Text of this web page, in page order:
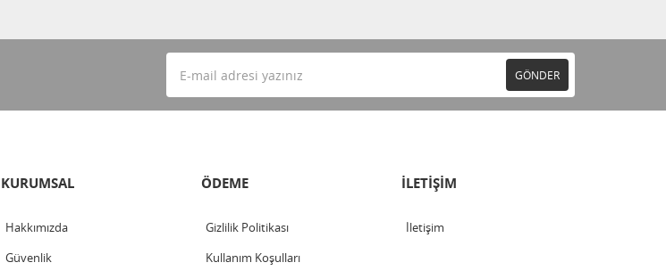
GÖNDER
KURUMSAL
Hakkımızda
Güvenlik
ÖDEME
Gizlilik Politikası
Kullanım Koşulları
İLETİŞİM
İletişim